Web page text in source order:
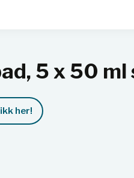
x 50 ml sentrifugerør
5 x 50
her!